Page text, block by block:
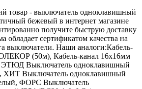
товар - выключатель одноклавишный
бежевый в интернет магазине
получите быструю доставку
сертификатом качества на
выключатели. Наши аналоги:Кабель-
(50м), Кабель-канал 16x16мм
Выключатель одноклавишный
ХИТ Выключатель одноклавишный
ФОРС Выключатель